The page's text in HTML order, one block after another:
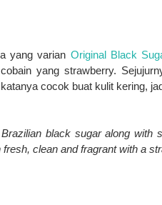
yang varian Original Black
yang strawberry.
cocok buat kulit kering,
black sugar along with
clean and fragrant with a